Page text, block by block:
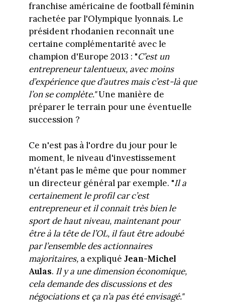
franchise américaine de football féminin
rachetée par l'Olympique lyonnais. Le
président rhodanien reconnaît une
certaine complémentarité avec le
champion d'Europe 2013 : "C’est un
entrepreneur talentueux, avec moins
d’expérience que d’autres mais c’est-là que
l’on se complète."Une manière de
préparer le terrain pour une éventuelle
succession ?
Ce n'est pas à l'ordre du jour pour le
moment, le niveau d'investissement
n'étant pas le même que pour nommer
un directeur général par exemple. "Il a
certainement le profil car c’est
entrepreneur et il connait très bien le
sport de haut niveau, maintenant pour
être à la tête de l’OL, il faut être adoubé
par l’ensemble des actionnaires
majoritaires,a expliqué Jean-Michel
Aulas. Il y a une dimension économique,
cela demande des discussions et des
négociations et ça n’a pas été envisagé."